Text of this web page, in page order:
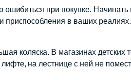
ошибиться при покупке.
приспособления в ваших
коляска. В магазинах детских
на лестнице с ней не